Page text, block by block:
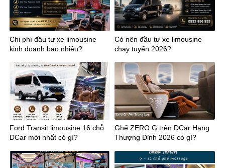
Chi phí đầu tư xe limousine
kinh doanh bao nhiêu?
Có nên đầu tư xe limousine
chạy tuyến 2026?
Ford Transit limousine 16 chỗ
DCar mới nhất có gì?
Ghế ZERO G trên DCar Hạng
Thượng Đỉnh 2026 có gì?